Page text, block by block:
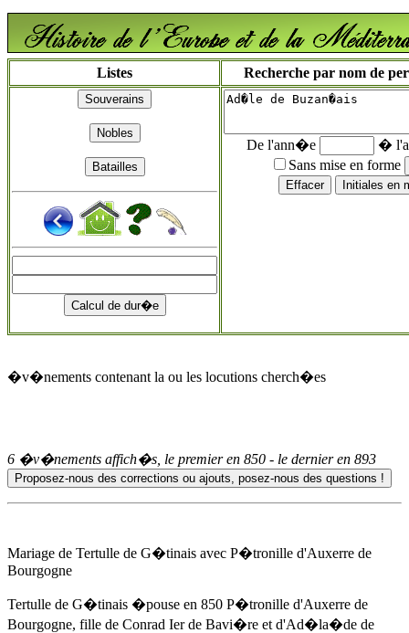
Listes Recherche par nom de
De l'ann�e
�
Sans mise en forme
�v�nements contenant la ou les locutions cherch�es
6 �v�nements affich�s, le premier en 850 - le dernier en 893
Mariage de Tertulle de G�tinais avec P�tronille d'Auxerre de
Bourgogne
Tertulle de G�tinais �pouse en 850 P�tronille d'Auxerre de
Bourgogne, fille de Conrad Ier de Bavi�re et d'Ad�la�de de